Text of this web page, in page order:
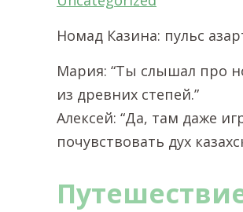
Номад Казина: пульс
Мария: “Ты слышал про
из древних степей.”
Алексей: “Да, там даже
почувствовать дух